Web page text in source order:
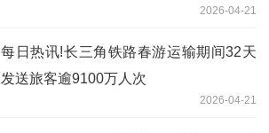
2026-04-21
每日热讯!长三角铁路春游运输期间32天
发送旅客逾9100万人次
2026-04-21